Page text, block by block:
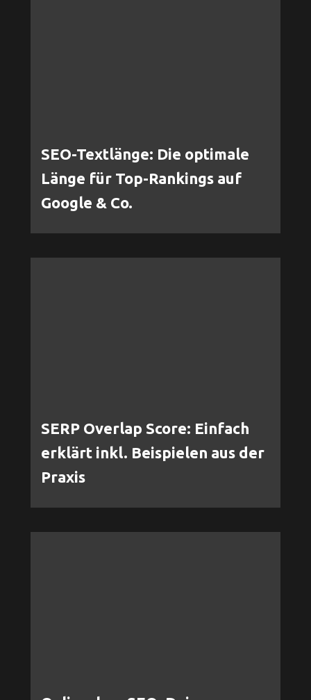
SEO-Textlänge: Die optimale
Länge für Top-Rankings auf
Google & Co.
SERP Overlap Score: Einfach
erklärt inkl. Beispielen aus der
Praxis